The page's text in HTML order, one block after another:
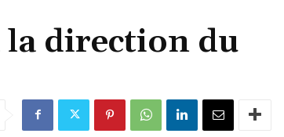
la direction du